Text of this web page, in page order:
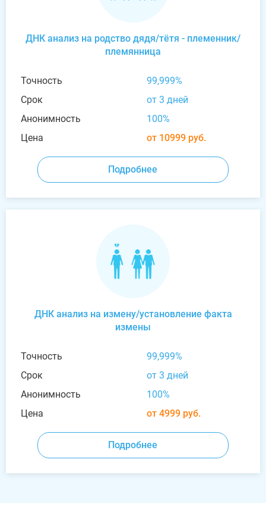
ДНК анализ на родство дядя/тётя - племенник/
племянница
Точность
99,999%
Срок
от 3 дней
Анонимность
100%
Цена
от 10999 руб.
Подробнее
ДНК анализ на измену/установление факта
измены
Точность
99,999%
Срок
от 3 дней
Анонимность
100%
Цена
от 4999 руб.
Подробнее